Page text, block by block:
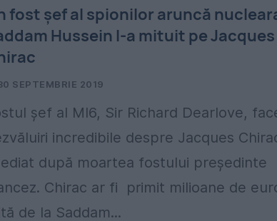
fost şef al spionilor aruncă
Hussein l-a mituit pe Jacques
SEPTEMBRIE 2019
șef al MI6, Sir Richard Dearlove,
incredibile despre Jacques
după moartea fostului preşedinte
Chirac ar fi primit milioane de
de la Saddam...